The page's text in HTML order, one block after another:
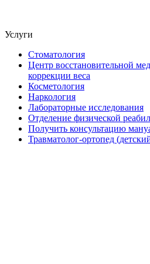
Услуги
Стоматология
Центр восстановительной
коррекции веса
Косметология
Наркология
Лабораторные исследования
Отделение физической
Получить консультацию
Травматолог-ортопед